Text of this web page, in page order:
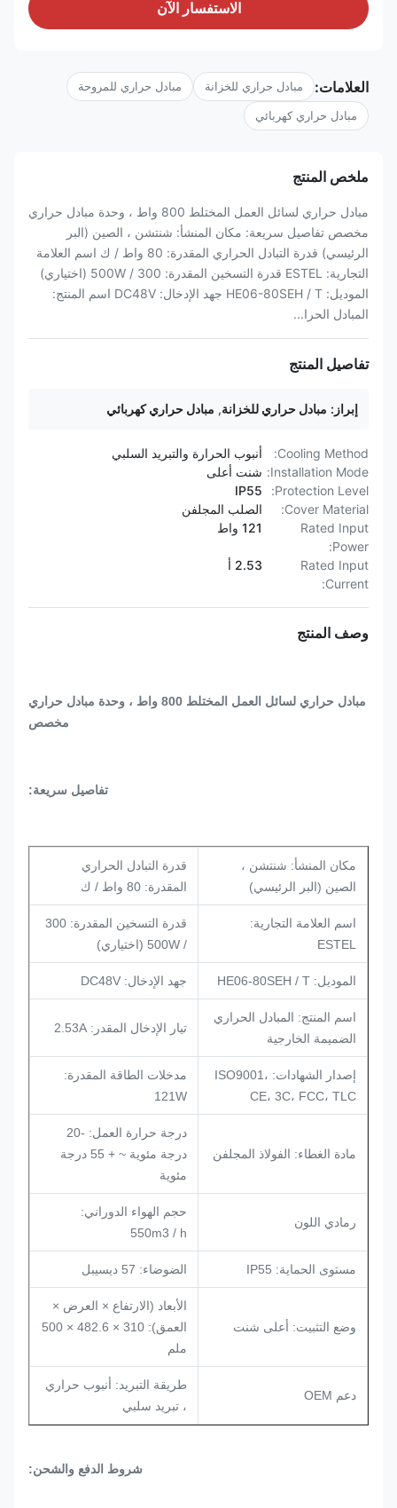
الاستفسار الآن
العلامات: مبادل حراري للخزانة مبادل حراري للمروحة
مبادل حراري كهربائي
ملخص المنتج
مبادل حراري لسائل العمل المختلط 800 واط ، وحدة مبادل حراري
مخصص تفاصيل سريعة: مكان المنشأ: شنتشن ، الصين (البر
الرئيسي) قدرة التبادل الحراري المقدرة: 80 واط / ك اسم العلامة
التجارية: ESTEL قدرة التسخين المقدرة: 300 / 500W (اختياري)
الموديل: HE06-80SEH / T جهد الإدخال: DC48V اسم المنتج:
المبادل الحرا...
تفاصيل المنتج
إبراز: مبادل حراري للخزانة, مبادل حراري كهربائي
Cooling Method:
أنبوب الحرارة والتبريد السلبي
Installation Mode:
شنت أعلى
Protection Level:
IP55
Cover Material:
الصلب المجلفن
Rated Input
Power:
121 واط
Rated Input
Current:
2.53 أ
وصف المنتج
مبادل حراري لسائل العمل المختلط 800 واط ، وحدة مبادل حراري
مخصص
تفاصيل سريعة:
مكان المنشأ: شنتشن ،
الصين (البر الرئيسي)
قدرة التبادل الحراري
المقدرة: 80 واط / ك
اسم العلامة التجارية:
ESTEL
قدرة التسخين المقدرة: 300
/ 500W (اختياري)
الموديل: HE06-80SEH / T جهد الإدخال: DC48V
اسم المنتج: المبادل الحراري
الضميمة الخارجية
تيار الإدخال المقدر: 2.53A
إصدار الشهادات: ISO9001،
CE، 3C، FCC، TLC
مدخلات الطاقة المقدرة:
121W
مادة الغطاء: الفولاذ المجلفن
درجة حرارة العمل: -20
درجة مئوية ~ + 55 درجة
مئوية
رمادي اللون
حجم الهواء الدوراني:
550m3 / h
مستوى الحماية: IP55 الضوضاء: 57 ديسيبل
وضع التثبيت: أعلى شنت
الأبعاد (الارتفاع × العرض ×
العمق): 310 × 482.6 × 500
ملم
دعم OEM
طريقة التبريد: أنبوب حراري
، تبريد سلبي
شروط الدفع والشحن: